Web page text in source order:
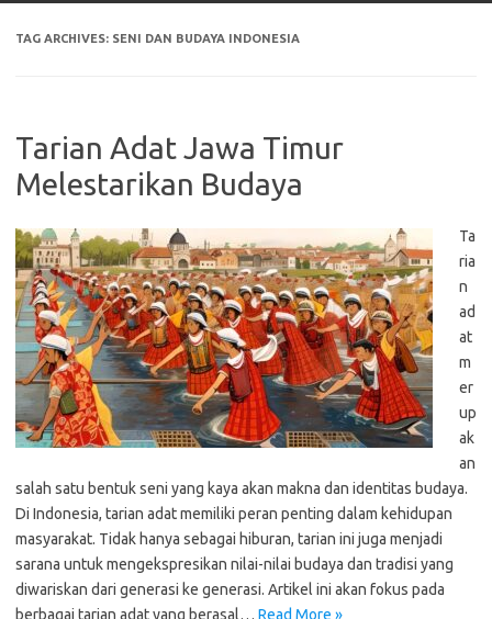
TAG ARCHIVES: SENI DAN BUDAYA INDONESIA
Tarian Adat Jawa Timur
Melestarikan Budaya
Ta
ria
n
ad
at
m
er
up
ak
an
salah satu bentuk seni yang kaya akan makna dan identitas budaya.
Di Indonesia, tarian adat memiliki peran penting dalam kehidupan
masyarakat. Tidak hanya sebagai hiburan, tarian ini juga menjadi
sarana untuk mengekspresikan nilai-nilai budaya dan tradisi yang
diwariskan dari generasi ke generasi. Artikel ini akan fokus pada
berbagai tarian adat yang berasal… Read More »